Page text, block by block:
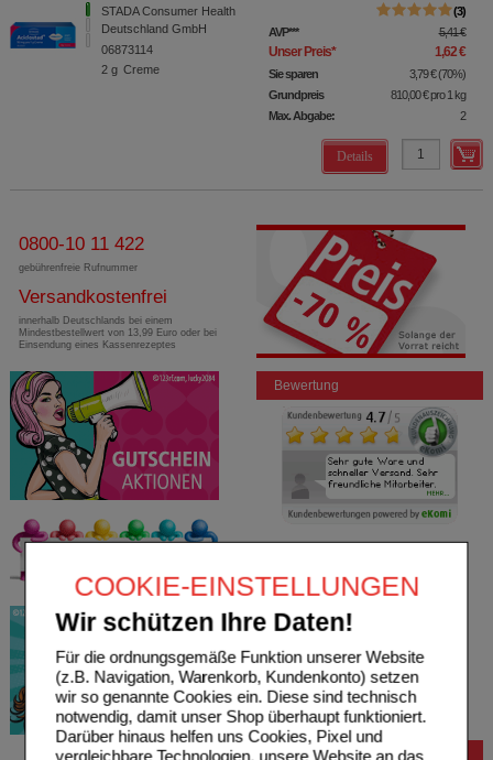
COOKIE-EINSTELLUNGEN
Wir schützen Ihre Daten!
Für die ordnungsgemäße Funktion unserer Website
(z.B. Navigation, Warenkorb, Kundenkonto) setzen
wir so genannte Cookies ein. Diese sind technisch
notwendig, damit unser Shop überhaupt funktioniert.
Darüber hinaus helfen uns Cookies, Pixel und
vergleichbare Technologien, unsere Website an das
STADA Consumer Health
Deutschland GmbH
06873114
2 g Creme
3
AVP*** 5,41 €
Unser Preis* 1,62 €
Sie sparen 3,79 € (70%)
Grundpreis
810,00 €pro 1 kg
Max. Abgabe:
2
Details
0800-10 11 422
gebührenfreie Rufnummer
Versandkostenfrei
innerhalb Deutschlands bei einem
Mindestbestellwert von 13,99 Euro oder bei
Einsendung eines Kassenrezeptes
Bewertung
Bestellung